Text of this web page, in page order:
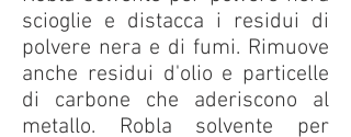
scioglie e distacca i residui di
polvere nera e di fumi. Rimuove
anche residui d'olio e particelle
di carbone che aderiscono al
metallo. Robla solvente per